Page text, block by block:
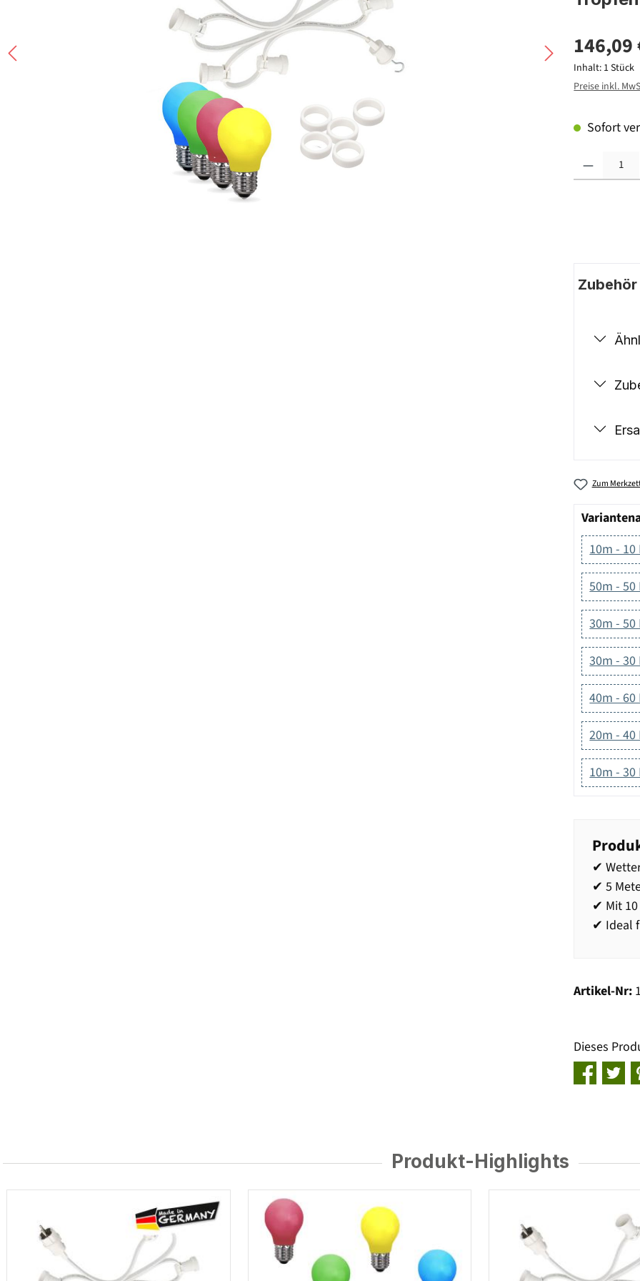
146,09
Inhalt: 1 Stück
Preise inkl.
Sofort
Zum
10m -
50m -
30m -
30m -
40m -
20m -
10m -
✔
✔ 5
✔ Mit
✔ Ideal
Artikel-Nr:
Dieses
Produkt-Highlights